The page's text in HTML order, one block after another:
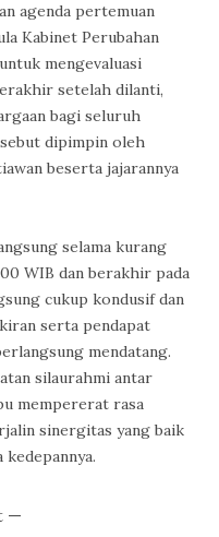
agenda pertemuan
Kabinet Perubahan
mengevaluasi
setelah dilanti,
bagi seluruh
dipimpin oleh
beserta jajarannya
selama kurang
WIB dan berakhir pada
cukup kondusif dan
serta pendapat
mendatang.
silaurahmi antar
mempererat rasa
sinergitas yang baik
—